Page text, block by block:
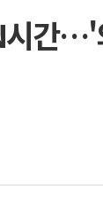
'주
윤
넷
김민
시간…'